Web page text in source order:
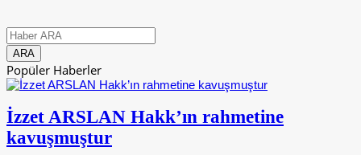
Popüler Haberler
İzzet ARSLAN Hakk’ın rahmetine
kavuşmuştur